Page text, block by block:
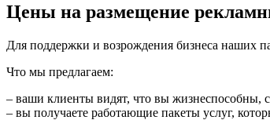
Цены на размещение
Для поддержки и возрождения бизнеса наших
Что мы предлагаем:
– ваши клиенты видят, что вы жизнеспособны,
– вы получаете работающие пакеты услуг,